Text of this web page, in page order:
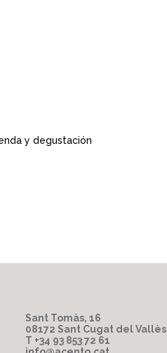
y degustación
Sant Tomàs, 16
08172 Sant Cugat del Vallès
T +34 93 853 72 61